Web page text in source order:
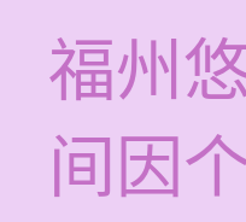
福州
间因